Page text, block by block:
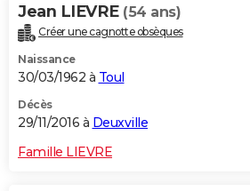
Jean LIEVRE (54 ans)
Créer une cagnotte obsèques
Naissance
30/03/1962 à Toul
Décès
29/11/2016 à Deuxville
Famille LIEVRE